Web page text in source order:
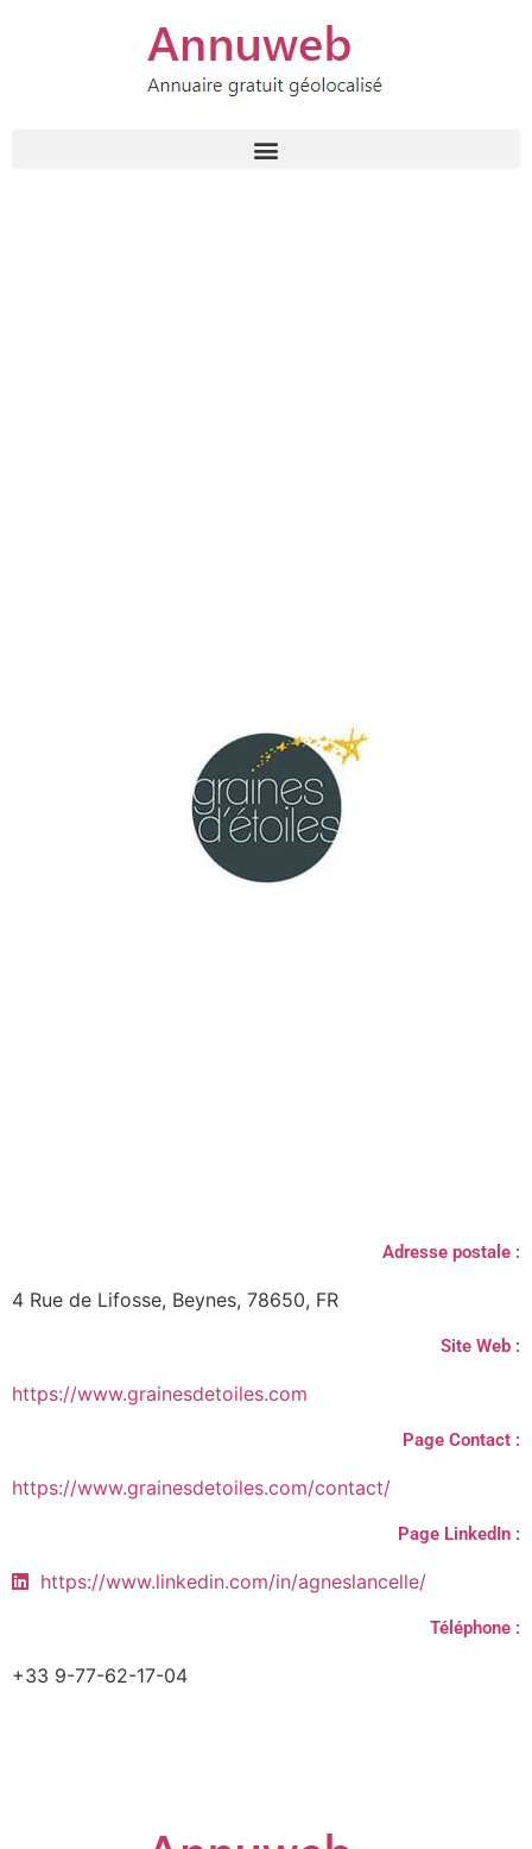
Adresse postale :
4 Rue de Lifosse, Beynes, 78650, FR
Site Web :
https://www.grainesdetoiles.com
Page Contact :
https://www.grainesdetoiles.com/contact/
Page LinkedIn :
https://www.linkedin.com/in/agneslancelle/
Téléphone :
+33 9-77-62-17-04